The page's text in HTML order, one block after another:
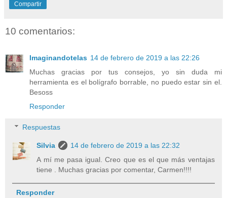
Compartir
10 comentarios:
Imaginandotelas 14 de febrero de 2019 a las 22:26
Muchas gracias por tus consejos, yo sin duda mi
herramienta es el bolígrafo borrable, no puedo estar sin el.
Besoss
Responder
Respuestas
Silvia
14 de febrero de 2019 a las 22:32
A mí me pasa igual. Creo que es el que más ventajas
tiene . Muchas gracias por comentar, Carmen!!!!
Responder